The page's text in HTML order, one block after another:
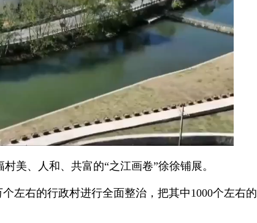
、人和、共富的“之江画卷”徐徐铺展。
左右的行政村进行全面整治，把其中1000个左右的